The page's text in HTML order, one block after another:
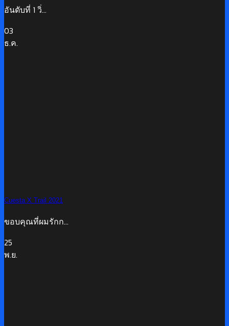
อันดับที่ 1 วิ่...
03
ธ.ค.
Cuesta X Trail 2021
ขอบคุณที่ผมรักก...
25
พ.ย.